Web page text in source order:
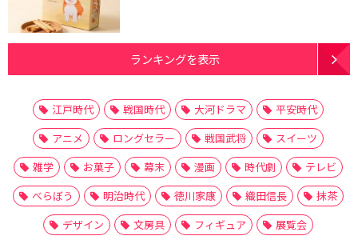
ランキングを表示
江戸時代 戦国時代 大河ドラマ
平安時代
アニメ
ロングセラー 戦国武将
スイーツ
雑学
お菓子 幕末 漫画 時代劇
テレビ
べらぼう
明治時代 徳川家康 織田信長
抹茶
デザイン
文房具 フィギュア
展覧会